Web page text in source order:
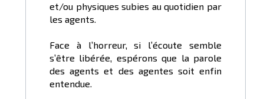
et/ou physiques subies au quotidien par
les agents.
Face à l’horreur, si l’écoute semble
s’être libérée, espérons que la parole
des agents et des agentes soit enfin
entendue.